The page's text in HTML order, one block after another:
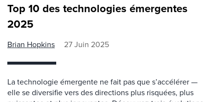
Top 10 des technologies émergentes
2025
Brian Hopkins 27 Juin 2025
La technologie émergente ne fait pas que s’accélérer —
elle se diversifie vers des directions plus risquées, plus